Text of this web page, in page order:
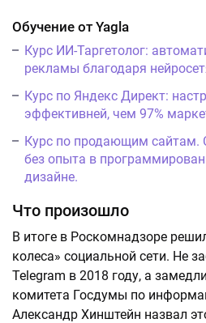
Обучение от Yagla
Курс ИИ-Таргетолог:
рекламы благодаря
Курс по Яндекс Директ:
эффективней, чем 97%
Курс по продающим сайтам.
без опыта в
дизайне.
Что произошло
В итоге в Роскомнадзоре
колеса» социальной сети. Не
Telegram в 2018 году, а
комитета Госдумы по
Александр Хинштейн назвал